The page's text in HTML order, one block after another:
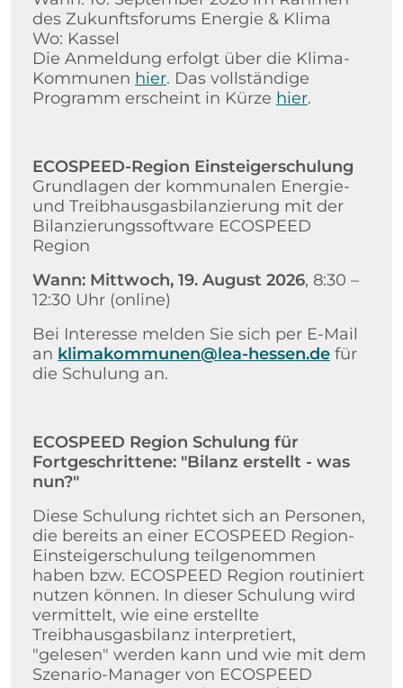
des Zukunftsforums Energie & Klima
Wo: Kassel
Die Anmeldung erfolgt über die Klima-
Kommunen hier. Das vollständige
Programm erscheint in Kürze hier.
ECOSPEED-Region Einsteigerschulung
Grundlagen der kommunalen Energie-
und Treibhausgasbilanzierung mit der
Bilanzierungssoftware ECOSPEED
Region
Wann: Mittwoch, 19. August 2026, 8:30 –
12:30 Uhr (online)
Bei Interesse melden Sie sich per E-Mail
an klimakommunen@lea-hessen.de für
die Schulung an.
ECOSPEED Region Schulung für
Fortgeschrittene: "Bilanz erstellt - was
nun?"
Diese Schulung richtet sich an Personen,
die bereits an einer ECOSPEED Region-
Einsteigerschulung teilgenommen
haben bzw. ECOSPEED Region routiniert
nutzen können. In dieser Schulung wird
vermittelt, wie eine erstellte
Treibhausgasbilanz interpretiert,
"gelesen" werden kann und wie mit dem
Szenario-Manager von ECOSPEED